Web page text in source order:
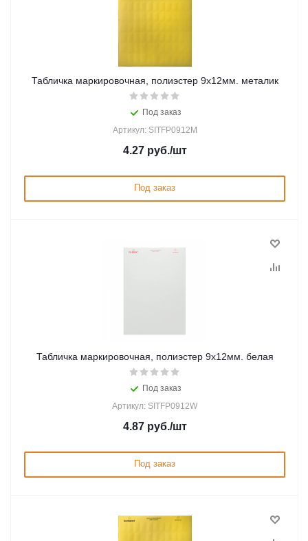
Табличка маркировочная, полиэстер 9х12мм. металик
Под заказ
Артикул: SITFP0912M
4.27руб./шт
Под заказ
Табличка маркировочная, полиэстер 9х12мм. белая
Под заказ
Артикул: SITFP0912W
4.87руб./шт
Под заказ